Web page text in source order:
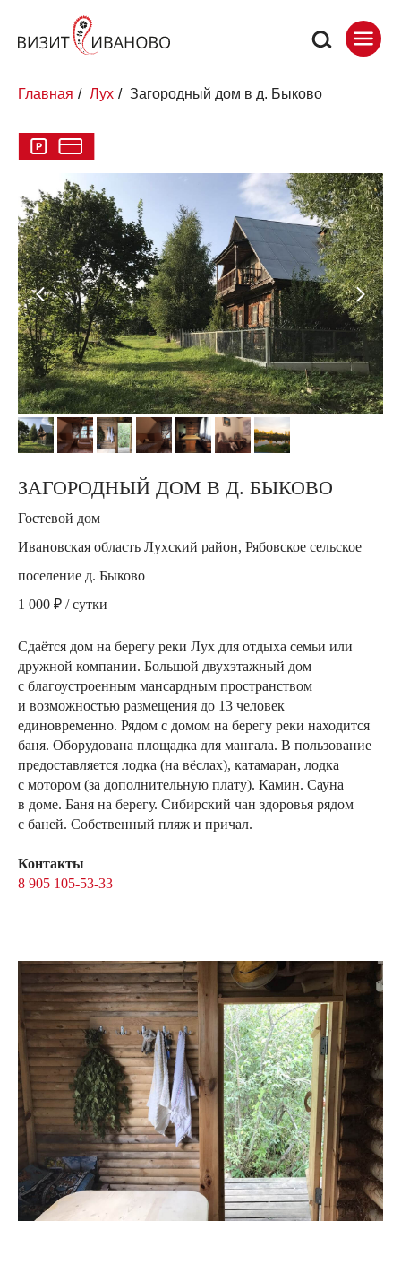
Главная / Лух / Загородный дом в д. Быково
ЗАГОРОДНЫЙ ДОМ В Д. БЫКОВО
Гостевой дом
Ивановская область Лухский район, Рябовское сельское
поселение д. Быково
1 000 ₽ / сутки
Сдаётся дом на берегу реки Лух для отдыха семьи или
дружной компании. Большой двухэтажный дом
с благоустроенным мансардным пространством
и возможностью размещения до 13 человек
единовременно. Рядом с домом на берегу реки находится
баня. Оборудована площадка для мангала. В пользование
предоставляется лодка (на вёслах), катамаран, лодка
с мотором (за дополнительную плату). Камин. Сауна
в доме. Баня на берегу. Сибирский чан здоровья рядом
с баней. Собственный пляж и причал.
Контакты
8 905 105-53-33